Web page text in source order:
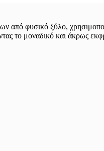
από φυσικό ξύλο,
το μοναδικό και άκρως